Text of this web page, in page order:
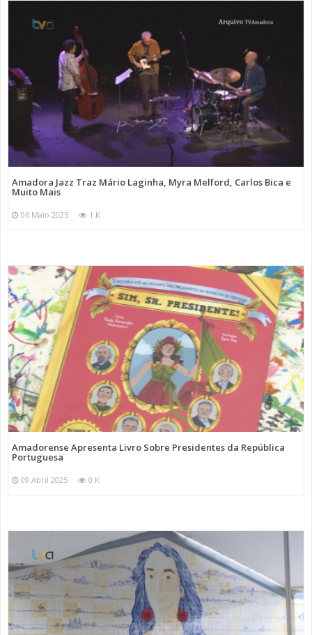
Amadora Jazz Traz Mário Laginha, Myra Melford, Carlos Bica e
Muito Mais
06 Maio 2025 1 K
Amadorense Apresenta Livro Sobre Presidentes da República
Portuguesa
09 Abril 2025 0 K